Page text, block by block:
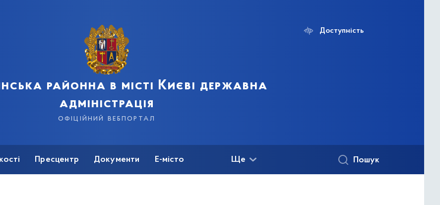
районна в місті Києві державна
адміністрація
офіційний вебпортал
Доступність
Пресцентр Документи Е-місто Ще Пошук